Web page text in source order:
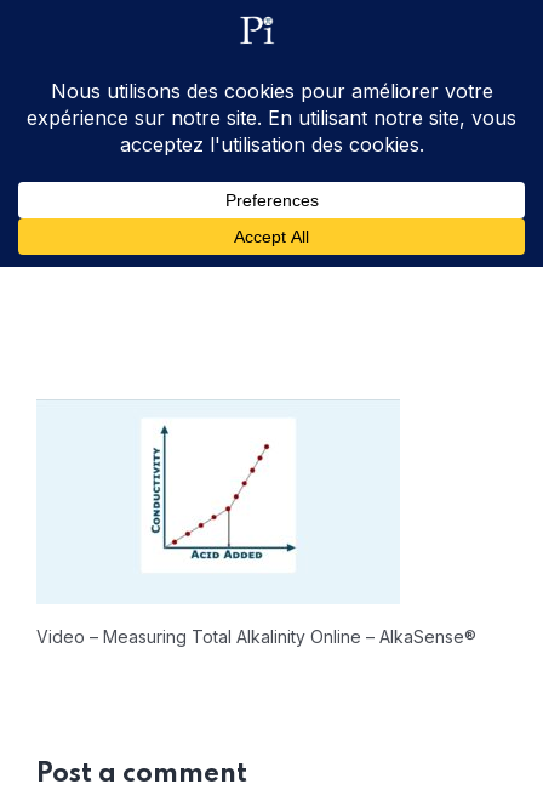
ventes@processinstruments.fr
Video – Measuring Total Alkalinity Online – AlkaSense®
Post a comment